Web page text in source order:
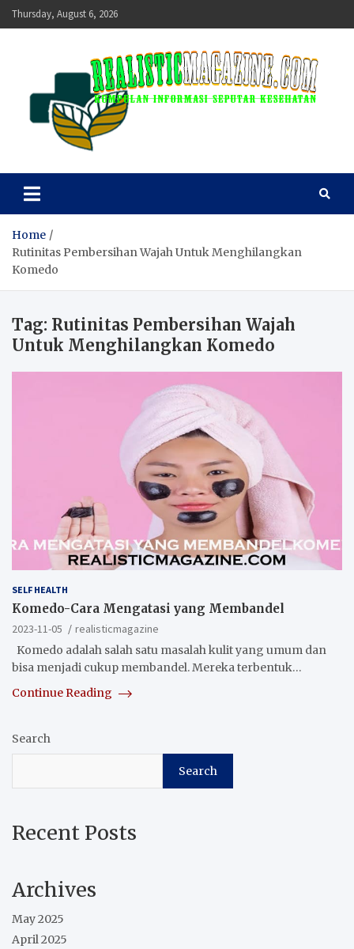
Skip
to
Thursday, August 6, 2026
realisticmagazine
Home
Rutinitas Pembersihan Wajah Untuk Menghilangkan
Komedo
Tag: Rutinitas Pembersihan Wajah
Untuk Menghilangkan Komedo
SELF HEALTH
Komedo-Cara Mengatasi yang Membandel
2023-11-05
realisticmagazine
Komedo adalah salah satu masalah kulit yang umum dan
bisa menjadi cukup membandel. Mereka terbentuk…
Continue Reading
Search
Search
Recent Posts
Archives
May 2025
April 2025